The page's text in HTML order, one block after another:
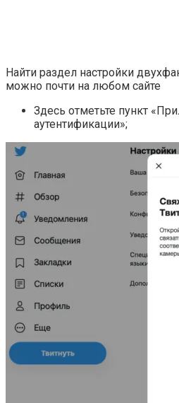
Найти раздел настройки
можно почти на любом сайте
Здесь отметьте пункт
аутентификации»;